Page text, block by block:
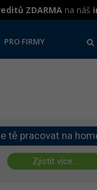
ZDARMA na náš
PRO FIRMY
tě pracovat na
Zjistit více...